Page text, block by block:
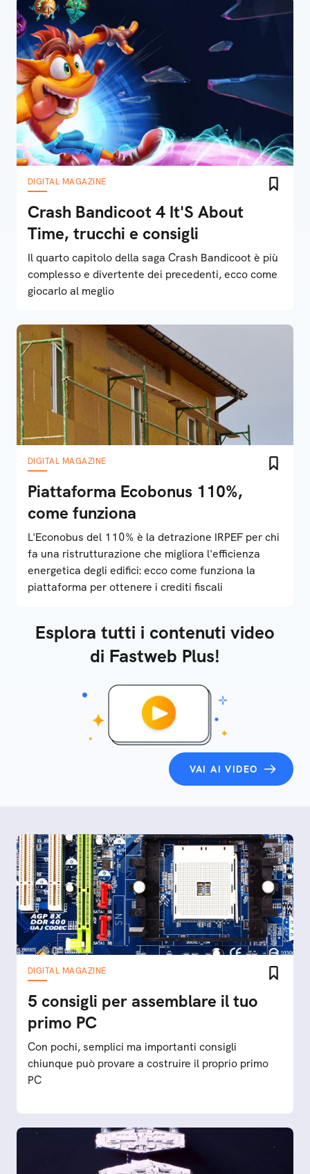
DIGITAL MAGAZINE
Crash Bandicoot 4 It'S About
Time, trucchi e consigli
Il quarto capitolo della saga Crash Bandicoot è più
complesso e divertente dei precedenti, ecco come
giocarlo al meglio
DIGITAL MAGAZINE
Piattaforma Ecobonus 110%,
come funziona
L'Econobus del 110% è la detrazione IRPEF per chi
fa una ristrutturazione che migliora l'efficienza
energetica degli edifici: ecco come funziona la
piattaforma per ottenere i crediti fiscali
Esplora tutti i contenuti video
di Fastweb Plus!
VAI AI VIDEO
DIGITAL MAGAZINE
5 consigli per assemblare il tuo
primo PC
Con pochi, semplici ma importanti consigli
chiunque può provare a costruire il proprio primo
PC